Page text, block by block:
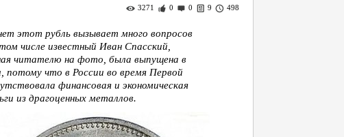
3271
0 0 9 498
этот рубль вызывает много вопросов
числе известный Иван Спасский,
читателю на фото, была выпущена в
потому что в России во время Первой
финансовая и экономическая
из драгоценных металлов.